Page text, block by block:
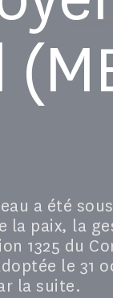
a été
la paix, la
1325 du
le 31
la suite.